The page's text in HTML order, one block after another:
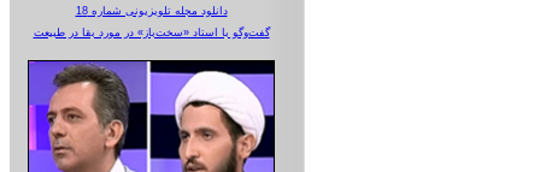
دانلود مجله تلویزیونی شماره 18
گفت‌وگو با استاد «سخت‌باز» در مورد بقا در طبیعت